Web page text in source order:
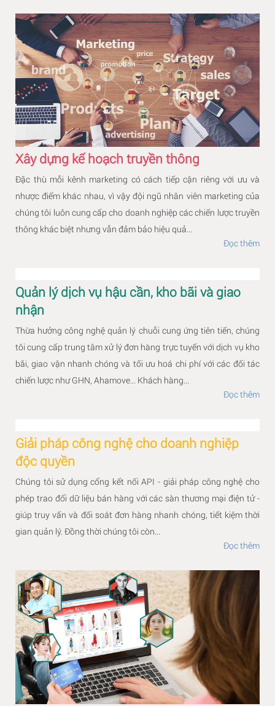
Xây dựng kế hoạch truyền thông
Đặc thù mỗi kênh marketing có cách tiếp cận riêng với ưu và
nhược điểm khác nhau, vì vậy đội ngũ nhân viên marketing của
chúng tôi luôn cung cấp cho doanh nghiệp các chiến lược truyền
thông khác biệt nhưng vẫn đảm bảo hiệu quả...
Đọc thêm
Quản lý dịch vụ hậu cần, kho bãi và giao
nhận
Thừa hưởng công nghệ quản lý chuỗi cung ứng tiên tiến, chúng
tôi cung cấp trung tâm xử lý đơn hàng trực tuyến với dịch vụ kho
bãi, giao vận nhanh chóng và tối ưu hoá chi phí với các đối tác
chiến lược như GHN, Ahamove... Khách hàng...
Đọc thêm
Giải pháp công nghệ cho doanh nghiệp
độc quyền
Chúng tôi sử dụng cổng kết nối API - giải pháp công nghệ cho
phép trao đổi dữ liệu bán hàng với các sàn thương mại điện tử -
giúp truy vấn và đối soát đơn hàng nhanh chóng, tiết kiệm thời
gian quản lý. Đồng thời chúng tôi còn...
Đọc thêm